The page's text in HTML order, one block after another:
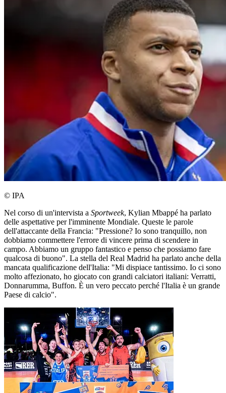
© IPA
Nel corso di un'intervista a Sportweek, Kylian Mbappé ha parlato
delle aspettative per l'imminente Mondiale. Queste le parole
dell'attaccante della Francia: "Pressione? Io sono tranquillo, non
dobbiamo commettere l'errore di vincere prima di scendere in
campo. Abbiamo un gruppo fantastico e penso che possiamo fare
qualcosa di buono". La stella del Real Madrid ha parlato anche della
mancata qualificazione dell'Italia: "Mi dispiace tantissimo. Io ci sono
molto affezionato, ho giocato con grandi calciatori italiani: Verratti,
Donnarumma, Buffon. È un vero peccato perché l'Italia è un grande
Paese di calcio".